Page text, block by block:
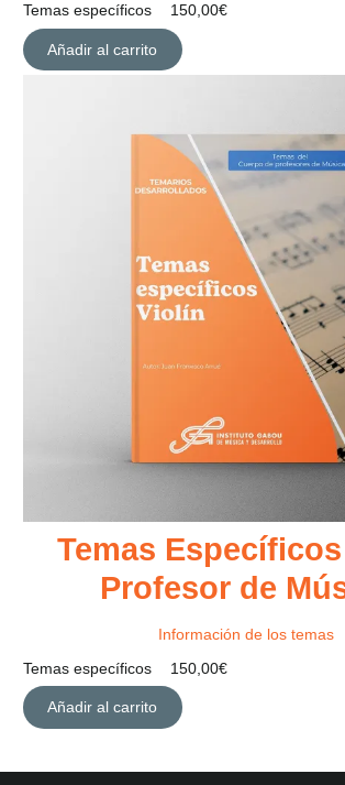
Temas específicos
150,00€
Añadir al carrito
Temas
Profesor de
Información de los temas
Temas específicos
150,00€
Añadir al carrito